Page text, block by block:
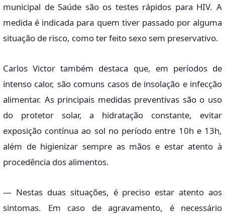
municipal de Saúde são os testes rápidos para HIV. A
medida é indicada para quem tiver passado por alguma
situação de risco, como ter feito sexo sem preservativo.
Carlos Victor também destaca que, em períodos de
intenso calor, são comuns casos de insolação e infecção
alimentar. As principais medidas preventivas são o uso
do protetor solar, a hidratação constante, evitar
exposição contínua ao sol no período entre 10h e 13h,
além de higienizar sempre as mãos e estar atento à
procedência dos alimentos.
— Nestas duas situações, é preciso estar atento aos
sintomas. Em caso de agravamento, é necessário